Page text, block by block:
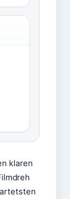
klaren